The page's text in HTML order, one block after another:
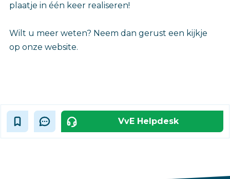
plaatje in één keer realiseren!
Wilt u meer weten? Neem dan gerust een kijkje
op onze website.
VvE Helpdesk